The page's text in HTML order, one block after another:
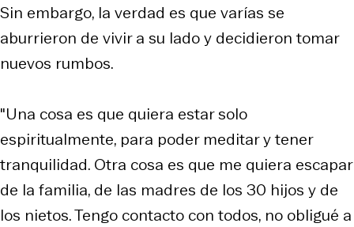
Sin embargo, la verdad es que varías se
aburrieron de vivir a su lado y decidieron tomar
nuevos rumbos.
"Una cosa es que quiera estar solo
espiritualmente, para poder meditar y tener
tranquilidad. Otra cosa es que me quiera escapar
de la familia, de las madres de los 30 hijos y de
los nietos. Tengo contacto con todos, no obligué a